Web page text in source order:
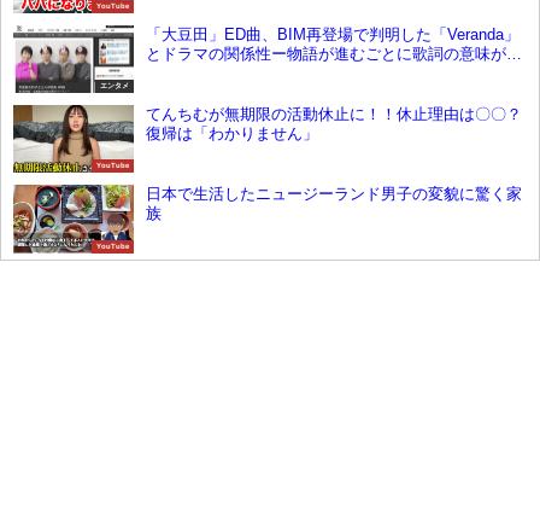
YouTube
エンタメ
「大豆田」ED曲、BIM再登場で判明した「Veranda」
とドラマの関係性ー物語が進むごとに歌詞の意味が判
YouTube
てんちむが無期限の活動休止に！！休止理由は〇〇？
復帰は「わかりません」
YouTube
日本で生活したニュージーランド男子の変貌に驚く家
族